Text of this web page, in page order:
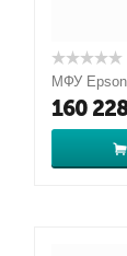
МФУ Epson
160 228